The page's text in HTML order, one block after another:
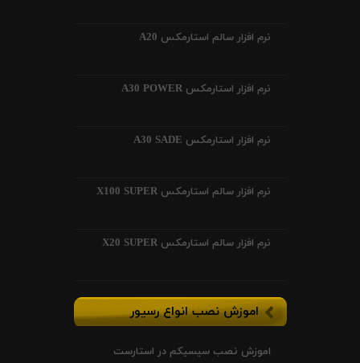
نرم افزار سالم استارمکس A20
نرم افزار استارمکس A30 POWER
نرم افزار استارمکس A30 SADE
نرم افزار سالم استارمکس X100 SUPER
نرم افزار سالم استارمکس X20 SUPER
اموزش نصب انواع رسیور
اموزش نصب سیسیکم در استارست